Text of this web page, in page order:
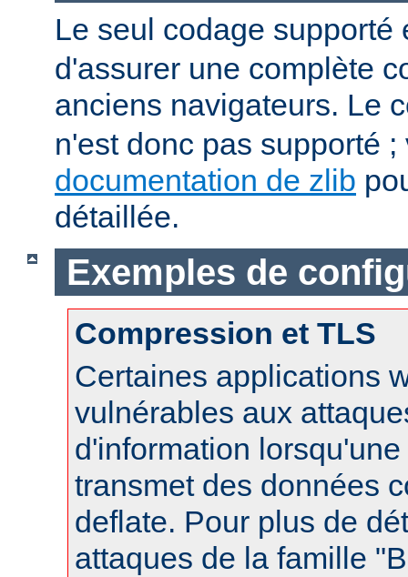
Le seul codage supporté
d'assurer une complète
anciens navigateurs. Le
n'est donc pas supporté
documentation de zlib
détaillée.
Exemples de
Compression et TLS
Certaines applications
vulnérables aux
d'information
transmet des données
deflate. Pour plus de
attaques de la famille